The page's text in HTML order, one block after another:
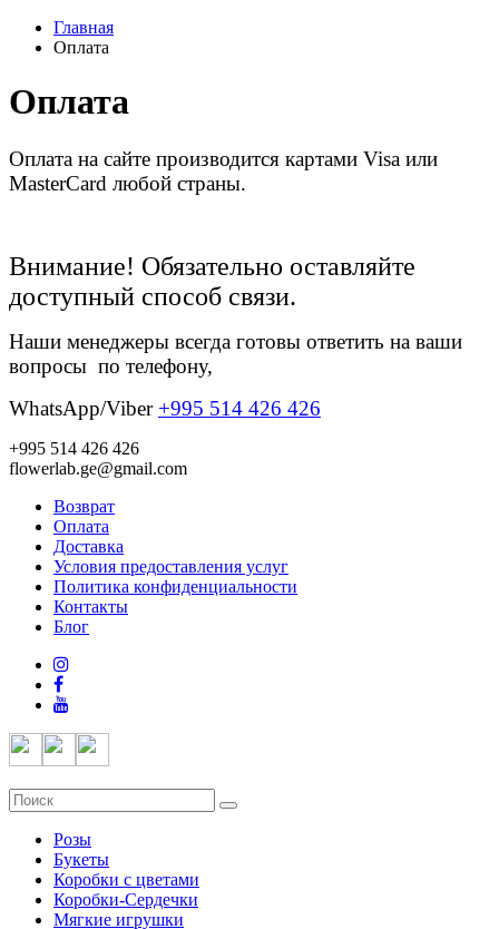
Главная
Оплата
Оплата
Оплата на сайте производится картами Visa или
MasterCard любой страны.
Внимание! Обязательно оставляйте
доступный способ связи.
Наши менеджеры всегда готовы ответить на ваши
вопросы по телефону,
WhatsApp/Viber +995 514 426 426
+995 514 426 426
flowerlab.ge@gmail.com
Возврат
Оплата
Доставка
Условия предоставления услуг
Политика конфиденциальности
Контакты
Блог
Розы
Букеты
Коробки с цветами
Коробки-Сердечки
Мягкие игрушки